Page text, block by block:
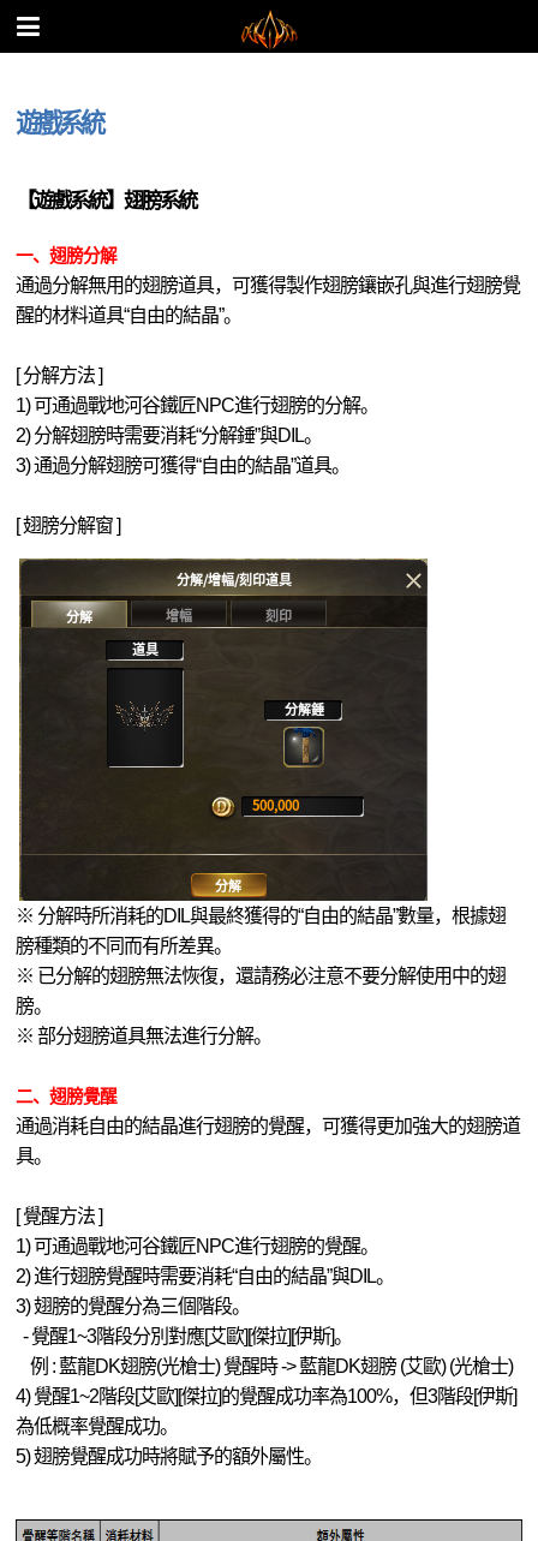
DEKARON
遊戲系統
【遊戲系統】翅膀系統
一、翅膀分解
通過分解無用的翅膀道具，可獲得製作翅膀鑲嵌孔與進行翅膀覺
醒的材料道具“自由的結晶”。
[ 分解方法 ]
1) 可通過戰地河谷鐵匠NPC進行翅膀的分解。
2) 分解翅膀時需要消耗“分解錘”與DIL。
3) 通過分解翅膀可獲得“自由的結晶”道具。
[ 翅膀分解窗 ]
※ 分解時所消耗的DIL與最終獲得的“自由的結晶”數量，根據翅
膀種類的不同而有所差異。
※ 已分解的翅膀無法恢復，還請務必注意不要分解使用中的翅
膀。
※ 部分翅膀道具無法進行分解。
二、翅膀覺醒
通過消耗自由的結晶進行翅膀的覺醒，可獲得更加強大的翅膀道
具。
[ 覺醒方法 ]
1) 可通過戰地河谷鐵匠NPC進行翅膀的覺醒。
2) 進行翅膀覺醒時需要消耗“自由的結晶”與DIL。
3) 翅膀的覺醒分為三個階段。
- 覺醒1~3階段分別對應[艾歐][傑拉][伊斯]。
例 : 藍龍DK翅膀(光槍士) 覺醒時 -> 藍龍DK翅膀 (艾歐) (光槍士)
4) 覺醒1~2階段[艾歐][傑拉]的覺醒成功率為100%，但3階段[伊斯]
為低概率覺醒成功。
5) 翅膀覺醒成功時將賦予的額外屬性。